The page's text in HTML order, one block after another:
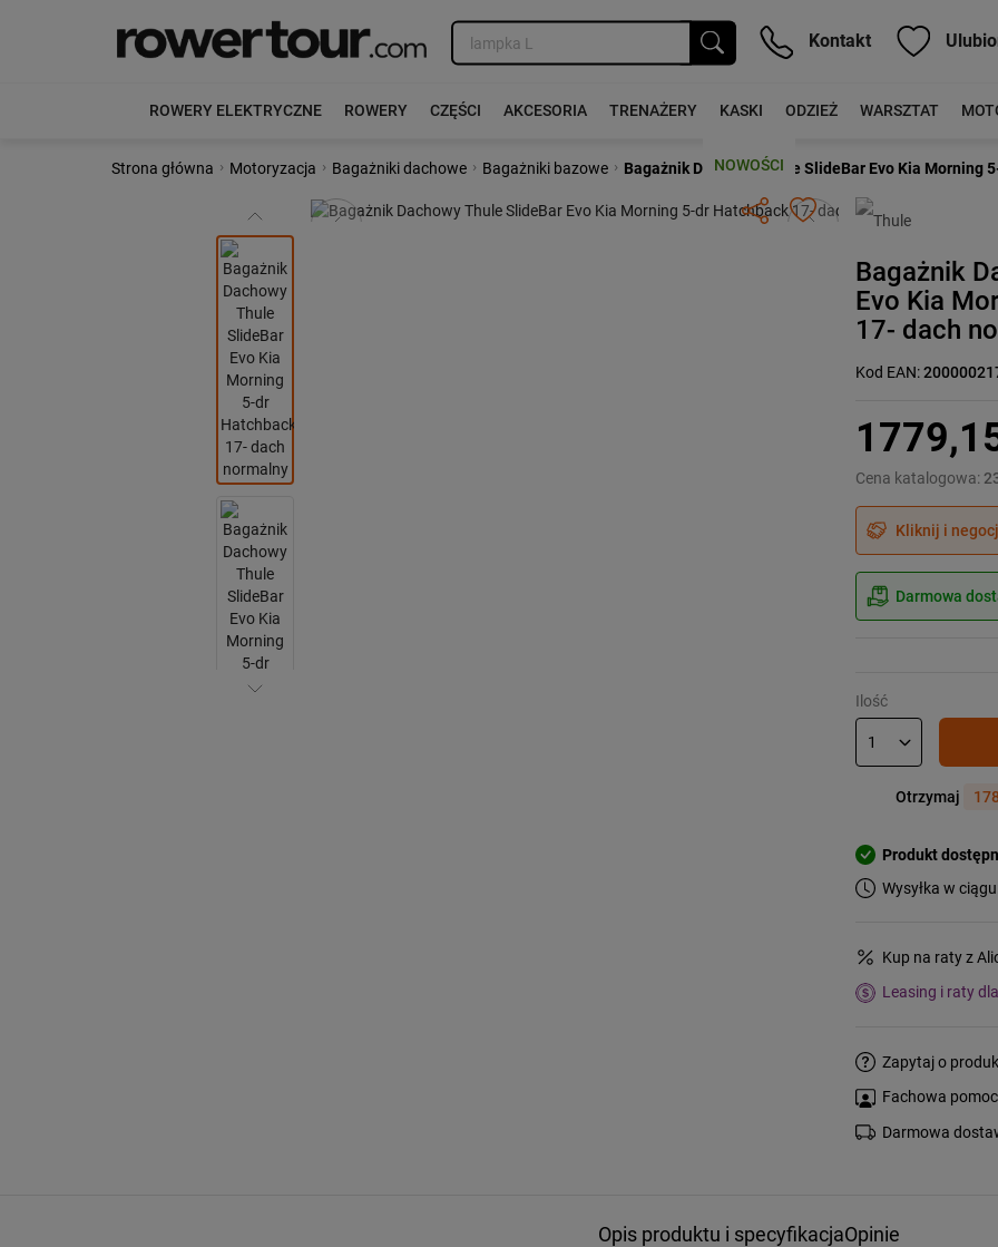
Kontakt
ROWERY ELEKTRYCZNE ROWERY CZĘŚCI AKCESORIA TRENAŻERY KASKI ODZIEŻ WARSZTAT
NOWOŚCI
Strona główna › Motoryzacja › Bagażniki dachowe › Bagażniki bazowe › Bagażnik Dachowy Thule SlideBar Evo Kia Morning
Poprzedni Następny
Bagażnik
Evo Kia
17- dach
Kod EAN:
Cena katalogowa:
Kliknij i
Darmowa
Ilość
Otrzymaj
Produkt
Wysyłka w
Kup na raty z
Leasing i raty
Zapytaj o
Fachowa
Darmowa
Opis produktu i specyfikacjaOpinie